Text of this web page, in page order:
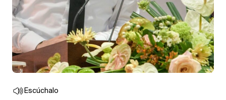
Escúchalo